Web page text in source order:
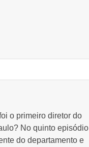
o primeiro diretor do
No quinto episódio
do departamento e